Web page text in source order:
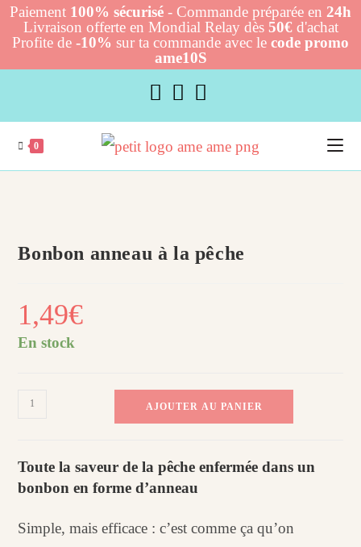
Paiement 100% sécurisé - Commande préparée en 24h
Livraison offerte en Mondial Relay dès 50€d'achat
Profite de -10% sur ta commande avec le code promo
ame10S
content
0
Bonbon anneau à la pêche
1,49€
En stock
anneau
AJOUTER AU PANIER
Toute la saveur de la pêche enfermée dans un
bonbon en forme d’anneau
Simple, mais efficace : c’est comme ça qu’on